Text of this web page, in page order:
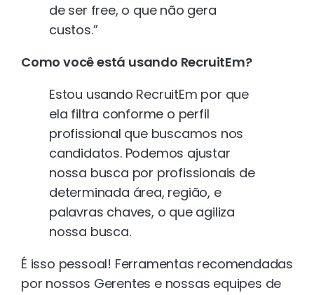
de ser free, o que não gera
custos.”
Como você está usando RecruitEm?
Estou usando RecruitEm por que
ela filtra conforme o perfil
profissional que buscamos nos
candidatos. Podemos ajustar
nossa busca por profissionais de
determinada área, região, e
palavras chaves, o que agiliza
nossa busca.
É isso pessoal! Ferramentas recomendadas
por nossos Gerentes e nossas equipes de